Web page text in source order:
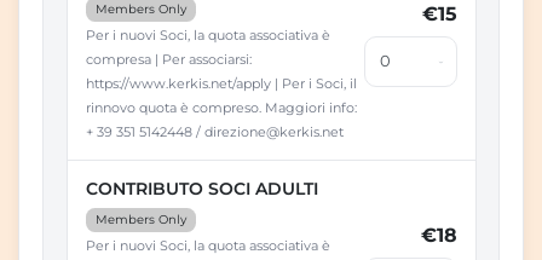
Members Only
Per i nuovi Soci, la quota associativa è
compresa | Per associarsi:
https://www.kerkis.net/apply | Per i Soci, il
rinnovo quota è compreso. Maggiori info:
+ 39 351 5142448 / direzione@kerkis.net
€15
CONTRIBUTO SOCI ADULTI
Members Only
Per i nuovi Soci, la quota associativa è
€18